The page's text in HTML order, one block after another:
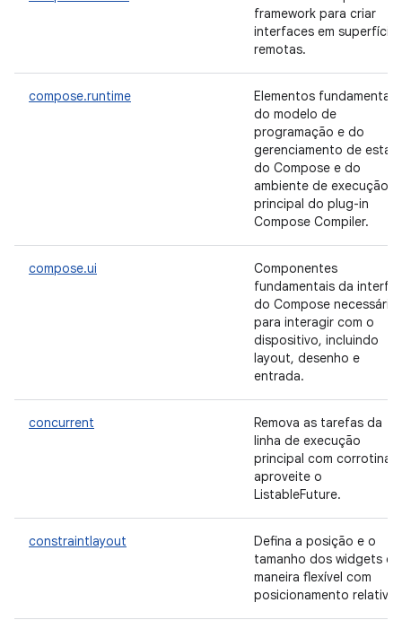
framework para criar
interfaces em superfícies
remotas.
compose.runtime
Elementos fundamentais
do modelo de
programação e do
gerenciamento de
do Compose e do
ambiente de execução
principal do plug-in
Compose Compiler.
compose.ui
Componentes
fundamentais da
do Compose
para interagir com o
dispositivo, incluindo
layout, desenho e
entrada.
concurrent
Remova as tarefas da
linha de execução
principal com corrotinas
aproveite o
ListableFuture.
constraintlayout
Defina a posição e o
tamanho dos widgets de
maneira flexível com
posicionamento relativo.